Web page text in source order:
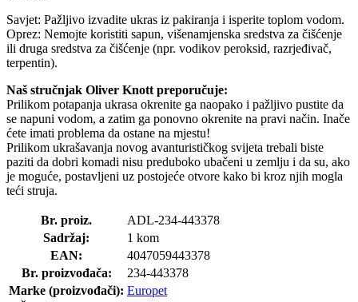
Savjet: Pažljivo izvadite ukras iz pakiranja i isperite toplom vodom.
Oprez: Nemojte koristiti sapun, višenamjenska sredstva za čišćenje
ili druga sredstva za čišćenje (npr. vodikov peroksid, razrjeđivač,
terpentin).
Naš stručnjak Oliver Knott preporučuje:
Prilikom potapanja ukrasa okrenite ga naopako i pažljivo pustite da
se napuni vodom, a zatim ga ponovno okrenite na pravi način. Inače
ćete imati problema da ostane na mjestu!
Prilikom ukrašavanja novog avanturističkog svijeta trebali biste
paziti da dobri komadi nisu preduboko ubačeni u zemlju i da su, ako
je moguće, postavljeni uz postojeće otvore kako bi kroz njih mogla
teći struja.
Br. proiz.
ADL-234-443378
Sadržaj:
1 kom
EAN:
4047059443378
Br. proizvođača:
234-443378
Marke (proizvođači): Europet